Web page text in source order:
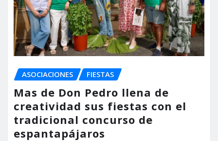
ASOCIACIONES FIESTAS
Mas de Don Pedro llena de
creatividad sus fiestas con el
tradicional concurso de
espantapájaros